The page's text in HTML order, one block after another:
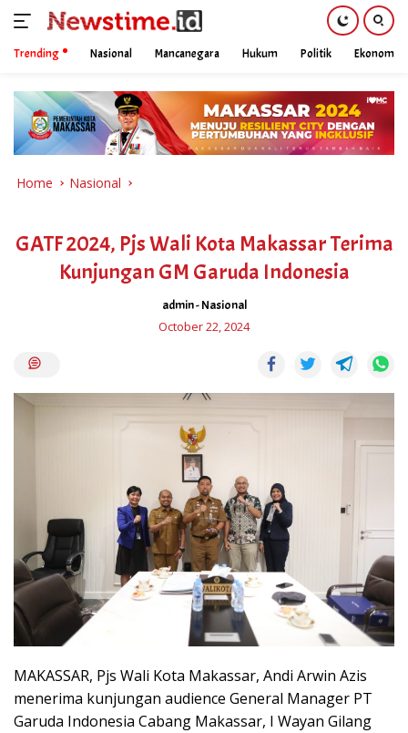
content
Trending Nasional Mancanegara Hukum Politik Ekonomi
Home Nasional
GATF 2024, Pjs Wali Kota Makassar Terima
Kunjungan GM Garuda Indonesia
admin-Nasional
October 22, 2024
MAKASSAR, Pjs Wali Kota Makassar, Andi Arwin Azis
menerima kunjungan audience General Manager PT
Garuda Indonesia Cabang Makassar, I Wayan Gilang